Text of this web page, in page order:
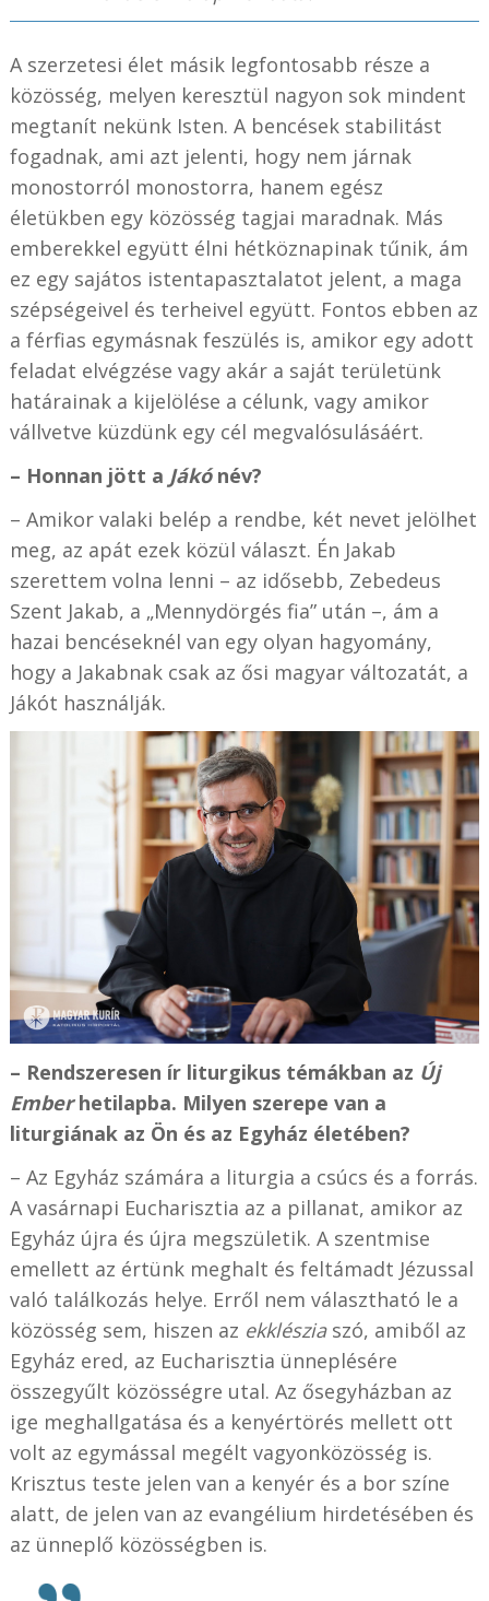
A szerzetesi élet másik legfontosabb része a
közösség, melyen keresztül nagyon sok mindent
megtanít nekünk Isten. A bencések stabilitást
fogadnak, ami azt jelenti, hogy nem járnak
monostorról monostorra, hanem egész
életükben egy közösség tagjai maradnak. Más
emberekkel együtt élni hétköznapinak tűnik, ám
ez egy sajátos istentapasztalatot jelent, a maga
szépségeivel és terheivel együtt. Fontos ebben az
a férfias egymásnak feszülés is, amikor egy adott
feladat elvégzése vagy akár a saját területünk
határainak a kijelölése a célunk, vagy amikor
vállvetve küzdünk egy cél megvalósulásáért.
– Honnan jött a Jákónév?
– Amikor valaki belép a rendbe, két nevet jelölhet
meg, az apát ezek közül választ. Én Jakab
szerettem volna lenni – az idősebb, Zebedeus
Szent Jakab, a „Mennydörgés fia” után –, ám a
hazai bencéseknél van egy olyan hagyomány,
hogy a Jakabnak csak az ősi magyar változatát, a
Jákót használják.
– Rendszeresen ír liturgikus témákban az Új
Emberhetilapba. Milyen szerepe van a
liturgiának az Ön és az Egyház életében?
– Az Egyház számára a liturgia a csúcs és a forrás.
A vasárnapi Eucharisztia az a pillanat, amikor az
Egyház újra és újra megszületik. A szentmise
emellett az értünk meghalt és feltámadt Jézussal
való találkozás helye. Erről nem választható le a
közösség sem, hiszen az ekklésziaszó, amiből az
Egyház ered, az Eucharisztia ünneplésére
összegyűlt közösségre utal. Az ősegyházban az
ige meghallgatása és a kenyértörés mellett ott
volt az egymással megélt vagyonközösség is.
Krisztus teste jelen van a kenyér és a bor színe
alatt, de jelen van az evangélium hirdetésében és
az ünneplő közösségben is.